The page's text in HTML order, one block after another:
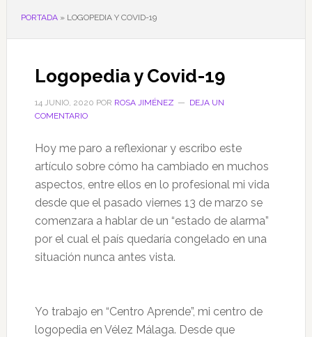
PORTADA» LOGOPEDIA Y COVID-19
Logopedia y Covid-19
14 JUNIO, 2020 POR ROSA JIMÉNEZ
DEJA UN
COMENTARIO
Hoy me paro a reflexionar y escribo este
artículo sobre cómo ha cambiado en muchos
aspectos, entre ellos en lo profesional mi vida
desde que el pasado viernes 13 de marzo se
comenzara a hablar de un “estado de alarma”
por el cual el país quedaría congelado en una
situación nunca antes vista.
Yo trabajo en “Centro Aprende”, mi centro de
logopedia en Vélez Málaga. Desde que